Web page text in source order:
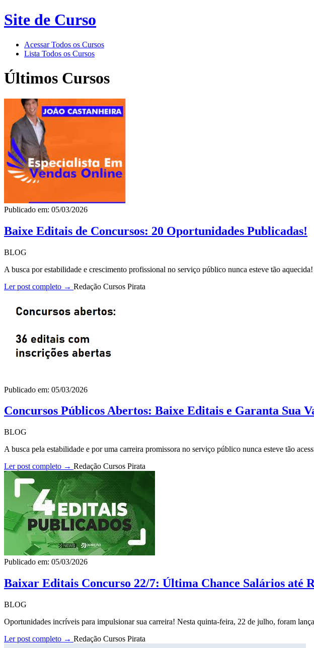
Site de Curso
Acessar Todos os Cursos
Lista Todos os Cursos
Últimos Cursos
Publicado em: 05/03/2026
Baixe Editais de Concursos: 20 Oportunidades Publicadas!
BLOG
A busca por estabilidade e crescimento profissional no serviço público nunca esteve tão
Ler post completo → Redação Cursos Pirata
Publicado em: 05/03/2026
Concursos Públicos Abertos: Baixe Editais e Garanta Sua
BLOG
A busca pela estabilidade e por uma carreira promissora no serviço público nunca esteve tão
Ler post completo → Redação Cursos Pirata
Publicado em: 05/03/2026
Baixar Editais Concurso 22/7: Última Chance Salários até
BLOG
Oportunidades incríveis para impulsionar sua carreira! Nesta quinta-feira, 22 de julho, foram
Ler post completo → Redação Cursos Pirata